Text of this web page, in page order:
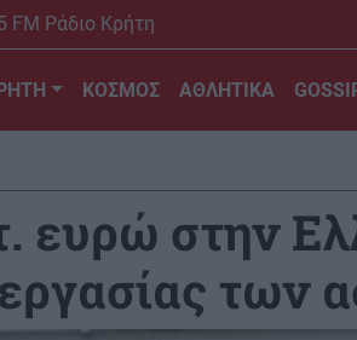
FM Ράδιο Κρήτη
ΚΟΣΜΟΣ ΑΘΛΗΤΙΚΑ
ευρώ στην
των